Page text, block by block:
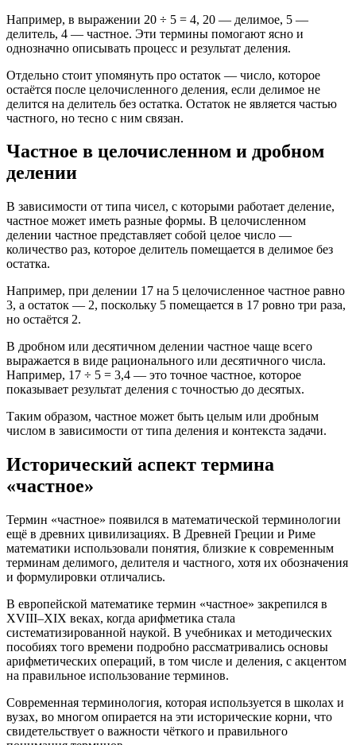
Например, в выражении 20 ÷ 5 = 4, 20 — делимое, 5 —
делитель, 4 — частное. Эти термины помогают ясно и
однозначно описывать процесс и результат деления.
Отдельно стоит упомянуть про остаток — число, которое
остаётся после целочисленного деления, если делимое не
делится на делитель без остатка. Остаток не является частью
частного, но тесно с ним связан.
Частное в целочисленном и дробном
делении
В зависимости от типа чисел, с которыми работает деление,
частное может иметь разные формы. В целочисленном
делении частное представляет собой целое число —
количество раз, которое делитель помещается в делимое без
остатка.
Например, при делении 17 на 5 целочисленное частное равно
3, а остаток — 2, поскольку 5 помещается в 17 ровно три раза,
но остаётся 2.
В дробном или десятичном делении частное чаще всего
выражается в виде рационального или десятичного числа.
Например, 17 ÷ 5 = 3,4 — это точное частное, которое
показывает результат деления с точностью до десятых.
Таким образом, частное может быть целым или дробным
числом в зависимости от типа деления и контекста задачи.
Исторический аспект термина
«частное»
Термин «частное» появился в математической терминологии
ещё в древних цивилизациях. В Древней Греции и Риме
математики использовали понятия, близкие к современным
терминам делимого, делителя и частного, хотя их обозначения
и формулировки отличались.
В европейской математике термин «частное» закрепился в
XVIII–XIX веках, когда арифметика стала
систематизированной наукой. В учебниках и методических
пособиях того времени подробно рассматривались основы
арифметических операций, в том числе и деления, с акцентом
на правильное использование терминов.
Современная терминология, которая используется в школах и
вузах, во многом опирается на эти исторические корни, что
свидетельствует о важности чёткого и правильного